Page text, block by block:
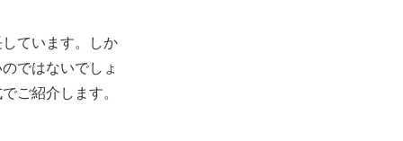
ています。しか
ではないでしょ
ご紹介します。